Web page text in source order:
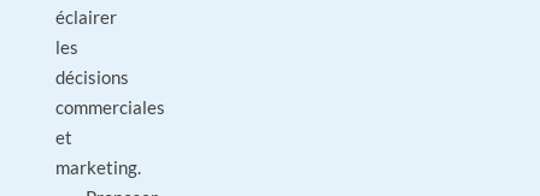
éclairer
les
décisions
commerciales
et
marketing.